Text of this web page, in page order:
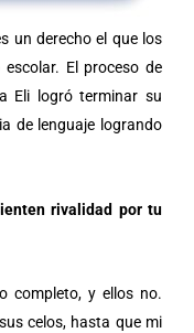
un derecho el que los
El proceso de
Eli logró terminar su
de lenguaje logrando
rivalidad por tu
completo, y ellos no.
celos, hasta que mi